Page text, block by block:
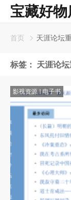
宝藏好物
首页 天涯论坛
标签： 天涯论
影视资源 电子书